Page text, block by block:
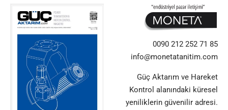
0090 212 252 71 85
info@monetatanitim.com
Güç Aktarım ve Hareket
Kontrol alanındaki küresel
yeniliklerin güvenilir adresi.